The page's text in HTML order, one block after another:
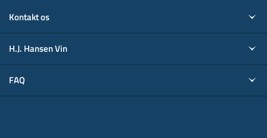
Kontakt os
H.J. Hansen Vin
FAQ